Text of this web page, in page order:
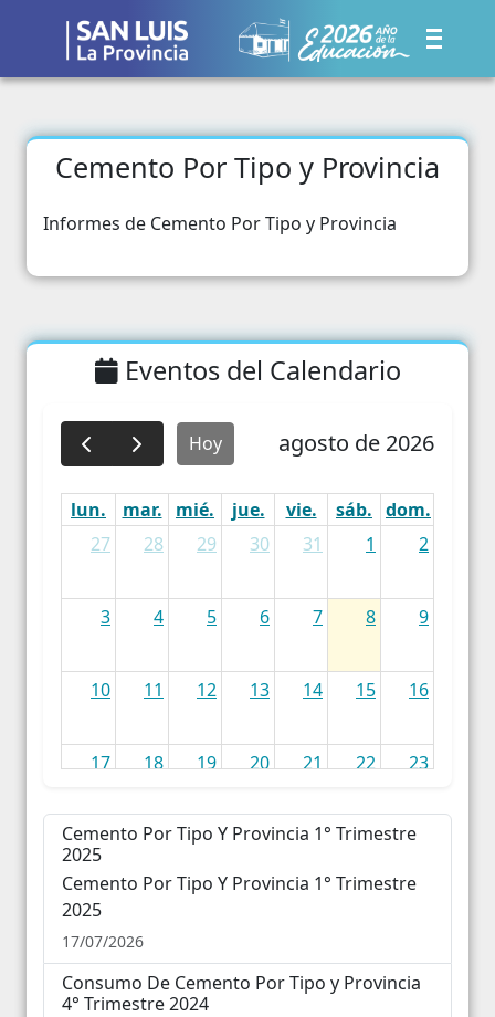
Cemento Por Tipo y Provincia
Informes de Cemento Por Tipo y Provincia
Eventos del Calendario
Hoy agosto de 2026
lun. mar. mié. jue. vie. sáb. dom.
27
28 29 30 31 1 2
3 4 5 6 7 8 9
10 11 12 13 14 15 16
17 18 19 20 21 22 23
24 25 26 27 28 29 30
31
Cemento Por Tipo Y Provincia 1° Trimestre
2025
Cemento Por Tipo Y Provincia 1° Trimestre
2025
17/07/2026
Consumo De Cemento Por Tipo y Provincia
4° Trimestre 2024